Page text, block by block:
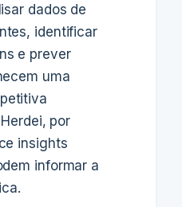
dados de
identificar
e prever
uma
por
insights
informar a